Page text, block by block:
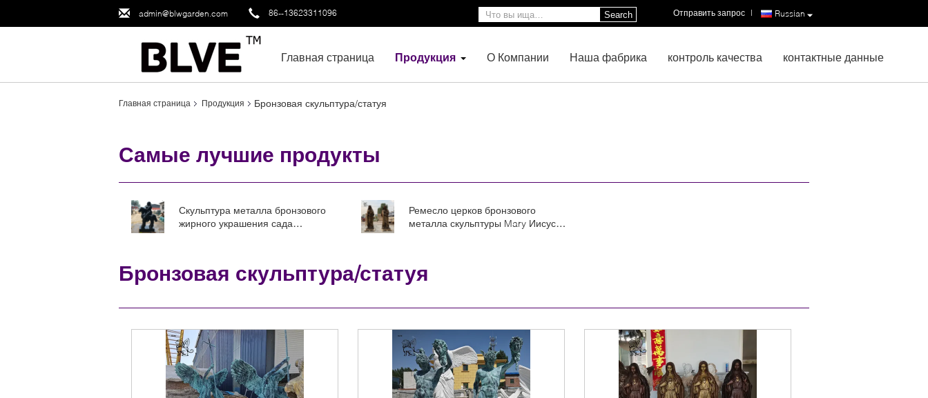
admin@blwgarden.com 86--13623311096 Russian
Отправить запрос |
Search
Главная страница Продукция О Компании Наша фабрика контроль качества контактные данные
Главная страница Продукция Бронзовая скульптура/статуя
Самые лучшие продукты
Скульптура металла бронзового
жирного украшения сада
Ремесло церков бронзового
металла скульптуры Mary Иисуса
Бронзовая скульптура/статуя